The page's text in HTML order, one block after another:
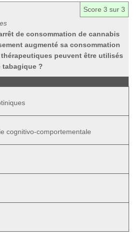
Score 3 sur 3
de consommation de cannabis
augmenté sa consommation
peuvent être utilisés
tabagique ?
cognitivo-comportementale